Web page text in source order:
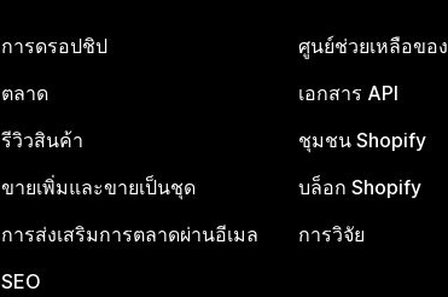
การดรอปชิป
ตลาด
รีวิวสินค้า
ขายเพิ่มและขายเป็นชุด
การส่งเสริมการตลาดผ่านอีเมล
SEO
ศูนย์ช่วยเหลือขอ
เอกสาร API
ชุมชน Shopify
บล็อก Shopify
การวิจัย